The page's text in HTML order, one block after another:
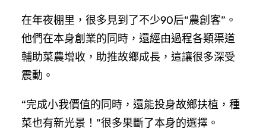
在年夜棚里，很多見到了不少90后“農創客”。
他們在本身創業的同時，還經由過程各類渠道
輔助菜農增收，助推故鄉成長，這讓很多深受
震動。
“完成小我價值的同時，還能投身故鄉扶植，種
菜也有新光景！”很多果斷了本身的選擇。